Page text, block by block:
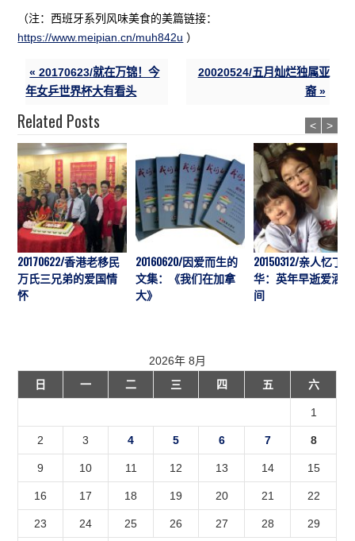
（注：西班牙系列风味美食的美篇链接：
https://www.meipian.cn/muh842u ）
« 20170623/就在万锦！今
年女乒世界杯大有看头
20020524/五月灿烂独属亚
裔 »
Related Posts
20170622/香港老移民
万氏三兄弟的爱国情
怀
20160620/因爱而生的
文集：《我们在加拿
大》
20150312/亲人忆丁
华：英年早逝爱洒人
间
< >
2026年 8月
日
一 二 三 四 五 六
1
2 3 4 5 6 7 8
9 10 11 12 13 14 15
16 17 18 19 20 21 22
23 24 25 26 27 28 29